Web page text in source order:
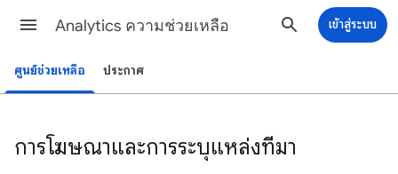
Analytics ความช่วยเหลือ เข้าสู่ระบบ
ศูนย์ช่วยเหลือ ประกาศ
การโฆษณาและการระบุแหล่งที่มา